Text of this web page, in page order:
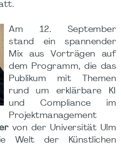
Am 12. September
stand ein spannender
Mix aus Vorträgen auf
dem Programm, die das
Publikum mit Themen
rund um erklärbare KI
und Compliance im
Projektmanagement
von der Universität Ulm
Welt der Künstlichen